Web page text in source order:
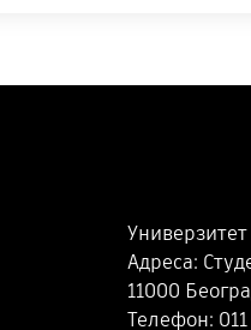
Адреса:
11000
Телефон: